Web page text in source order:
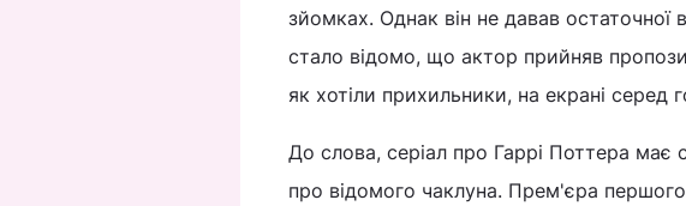
зйомках. Однак він не давав остаточної
стало відомо, що актор прийняв
як хотіли прихильники, на екрані
До слова, серіал про Гаррі Поттера має
про відомого чаклуна. Прем'єра